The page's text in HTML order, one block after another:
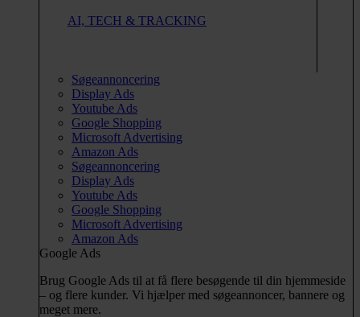
AI, TECH & TRACKING
Søgeannoncering
Display Ads
Youtube Ads
Google Shopping
Microsoft Advertising
Amazon Ads
Søgeannoncering
Display Ads
Youtube Ads
Google Shopping
Microsoft Advertising
Amazon Ads
Google Ads
Brug Google Ads til at få flere besøgende til din hjemmeside
– og flere kunder. Vi hjælper med søgeannoncer, bannere og
meget mere.